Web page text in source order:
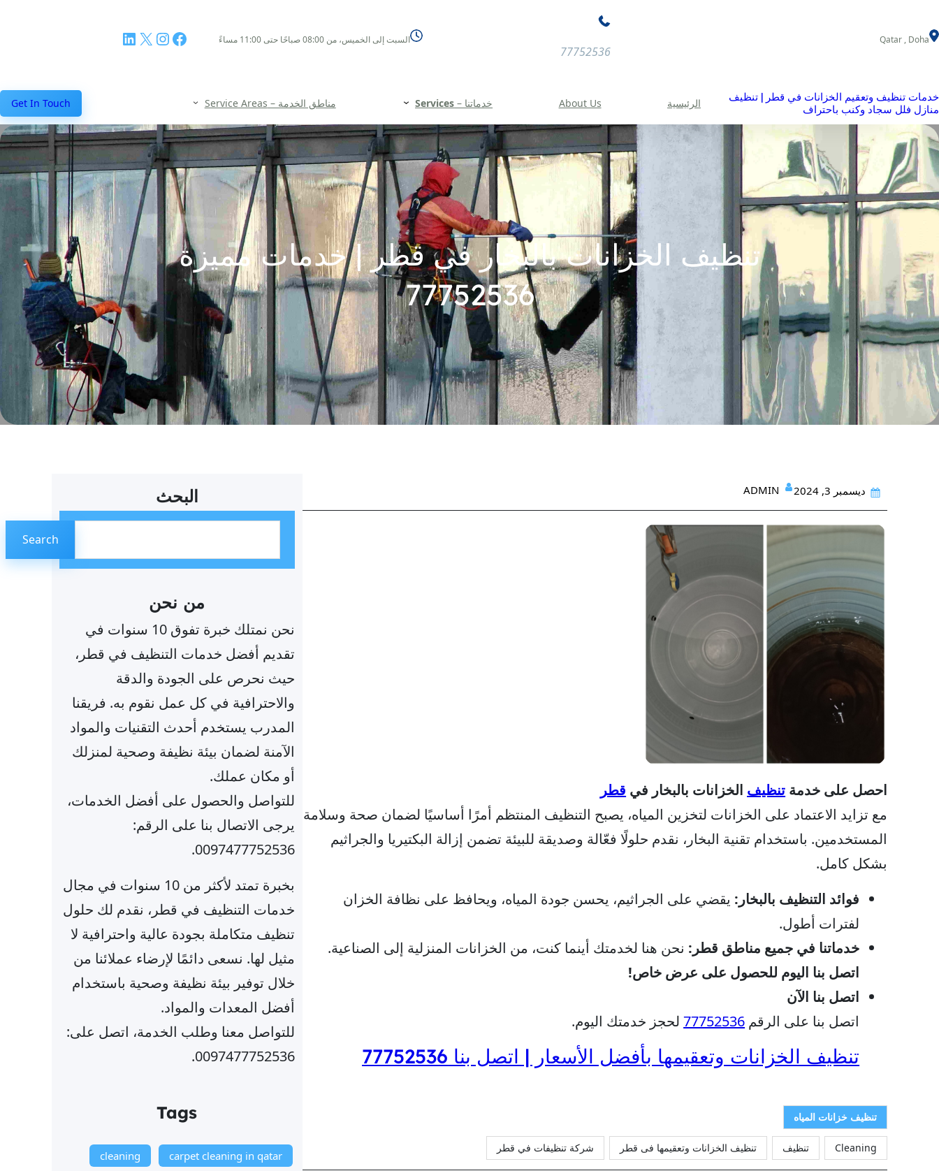
إلىQatar , Doha
77752536
السبت إلى الخميس، من 08:00 صباحًا حتى 11:00 مساءً فيسبوك إنستجرام إكسلينكد إن
خدمات تنظيف وتعقيم الخزانات في قطر | تنظيف
منازل فلل سجاد وكنب باحتراف
الرئيسية About Us خدماتنا – Services مناطق الخدمة – Service Areas Get In Touch
تنظيف الخزانات بالبخار في قطر | خدمات مميزة
77752536
ديسمبر 3, 2024 ADMIN
احصل على خدمة تنظيف الخزانات بالبخار في قطر
مع تزايد الاعتماد على الخزانات لتخزين المياه، يصبح التنظيف المنتظم أمرًا أساسيًا لضمان صحة وسلامة
المستخدمين. باستخدام تقنية البخار، نقدم حلولًا فعّالة وصديقة للبيئة تضمن إزالة البكتيريا والجراثيم
بشكل كامل.
فوائد التنظيف بالبخار: يقضي على الجراثيم، يحسن جودة المياه، ويحافظ على نظافة الخزان
لفترات أطول.
خدماتنا في جميع مناطق قطر: نحن هنا لخدمتك أينما كنت، من الخزانات المنزلية إلى الصناعية.
اتصل بنا اليوم للحصول على عرض خاص!
اتصل بنا الآن
اتصل بنا على الرقم 77752536لحجز خدمتك اليوم.
تنظيف الخزانات وتعقيمها بأفضل الأسعار | اتصل بنا 77752536
تنظيف خزانات المياه
Cleaning تنظيف تنظيف الخزانات وتعقيمها فى قطر شركة تنظيفات في قطر
البحث
ب
Search
من نحن
نحن نمتلك خبرة تفوق 10 سنوات في
تقديم أفضل خدمات التنظيف في قطر،
حيث نحرص على الجودة والدقة
والاحترافية في كل عمل نقوم به. فريقنا
المدرب يستخدم أحدث التقنيات والمواد
الآمنة لضمان بيئة نظيفة وصحية لمنزلك
أو مكان عملك.
للتواصل والحصول على أفضل الخدمات،
يرجى الاتصال بنا على الرقم:
0097477752536.
بخبرة تمتد لأكثر من 10 سنوات في مجال
خدمات التنظيف في قطر، نقدم لك حلول
تنظيف متكاملة بجودة عالية واحترافية لا
مثيل لها. نسعى دائمًا لإرضاء عملائنا من
خلال توفير بيئة نظيفة وصحية باستخدام
أفضل المعدات والمواد.
للتواصل معنا وطلب الخدمة، اتصل على:
0097477752536.
Tags
carpet cleaning in qatar
cleaning